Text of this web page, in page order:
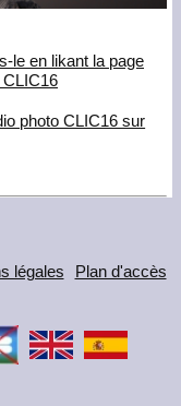
le en likant la page
photo CLIC16 sur
légales Plan d'accès